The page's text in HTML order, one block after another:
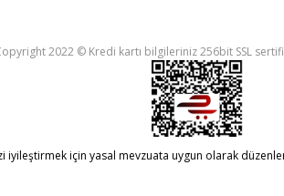
için yasal mevzuata uygun olarak
2022 © Kredi kartı bilgileriniz 256bit SSL